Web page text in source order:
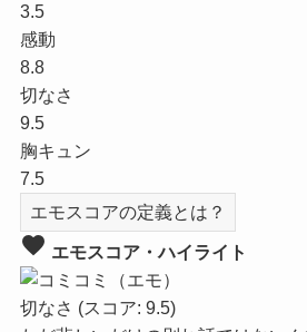
3.5
感動
8.8
切なさ
9.5
胸キュン
7.5
エモスコアの定義とは？
favorite エモスコア・ハイライト
切なさ (スコア: 9.5)